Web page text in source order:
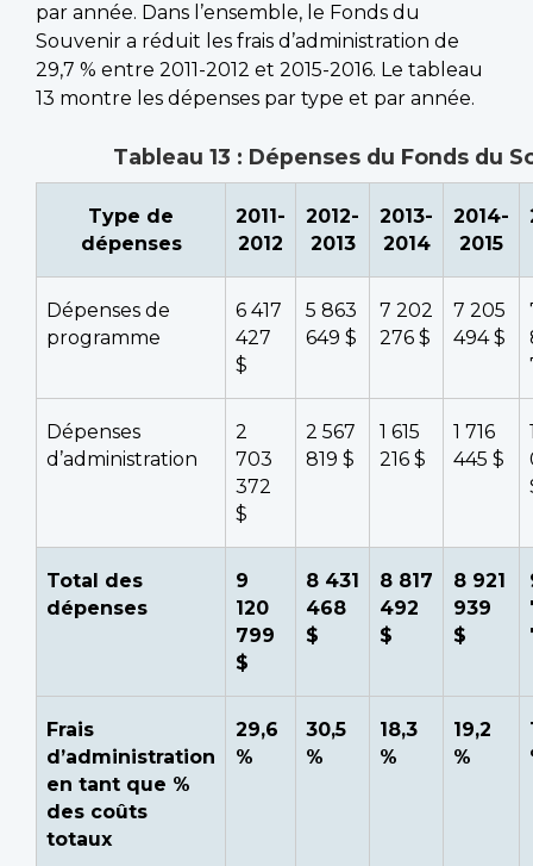
par année. Dans l’ensemble, le Fonds du
Souvenir a réduit les frais d’administration de
29,7 % entre 2011-2012 et 2015-2016. Le tableau
13 montre les dépenses par type et par année.
Tableau 13 : Dépenses du Fonds du
Type de
dépenses
2011-
2012
2012-
2013
2013-
2014
2014-
2015
Dépenses de
programme
6 417
427
$
5 863
649 $
7 202
276 $
7 205
494 $
Dépenses
d’administration
2
703
372
$
2 567
819 $
1 615
216 $
1 716
445 $
Total des
dépenses
9
120
799
$
8 431
468
$
8 817
492
$
8 921
939
$
Frais
d’administration
en tant que %
des coûts
totaux
29,6
%
30,5
%
18,3
%
19,2
%